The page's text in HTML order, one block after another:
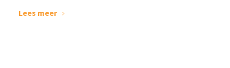
Lees meer